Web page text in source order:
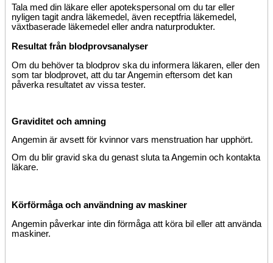
Tala med din läkare eller apotekspersonal om du tar eller
nyligen tagit andra läkemedel, även receptfria läkemedel,
växtbaserade läkemedel eller andra naturprodukter.
Resultat från blodprovsanalyser
Om du behöver ta blodprov ska du informera läkaren, eller den
som tar blodprovet, att du tar Angemin eftersom det kan
påverka resultatet av vissa tester.
Graviditet och amning
Angemin är avsett för kvinnor vars menstruation har upphört.
Om du blir gravid ska du genast sluta ta Angemin och kontakta
läkare.
Körförmåga och användning av maskiner
Angemin påverkar inte din förmåga att köra bil eller att använda
maskiner.